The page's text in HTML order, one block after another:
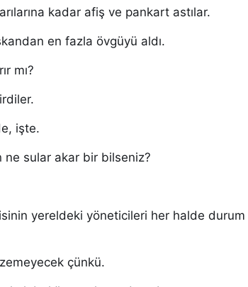
kadar afiş ve pankart astılar.
en fazla övgüyü aldı.
mı?
işte.
ne sular akar bir bilseniz?
yereldeki yöneticileri her halde durum
çünkü.